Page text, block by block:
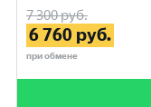
7 300руб.
6 760 руб.
при обмене